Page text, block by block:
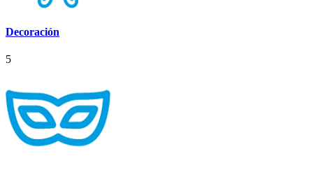
Decoración
5